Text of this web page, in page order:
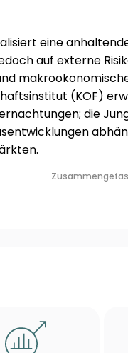
eine
auf externe
(KOF)
die